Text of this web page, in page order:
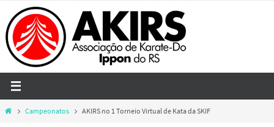
to
content
HomeCampeonatos AKIRS no 1 Torneio Virtual de Kata da SKIF